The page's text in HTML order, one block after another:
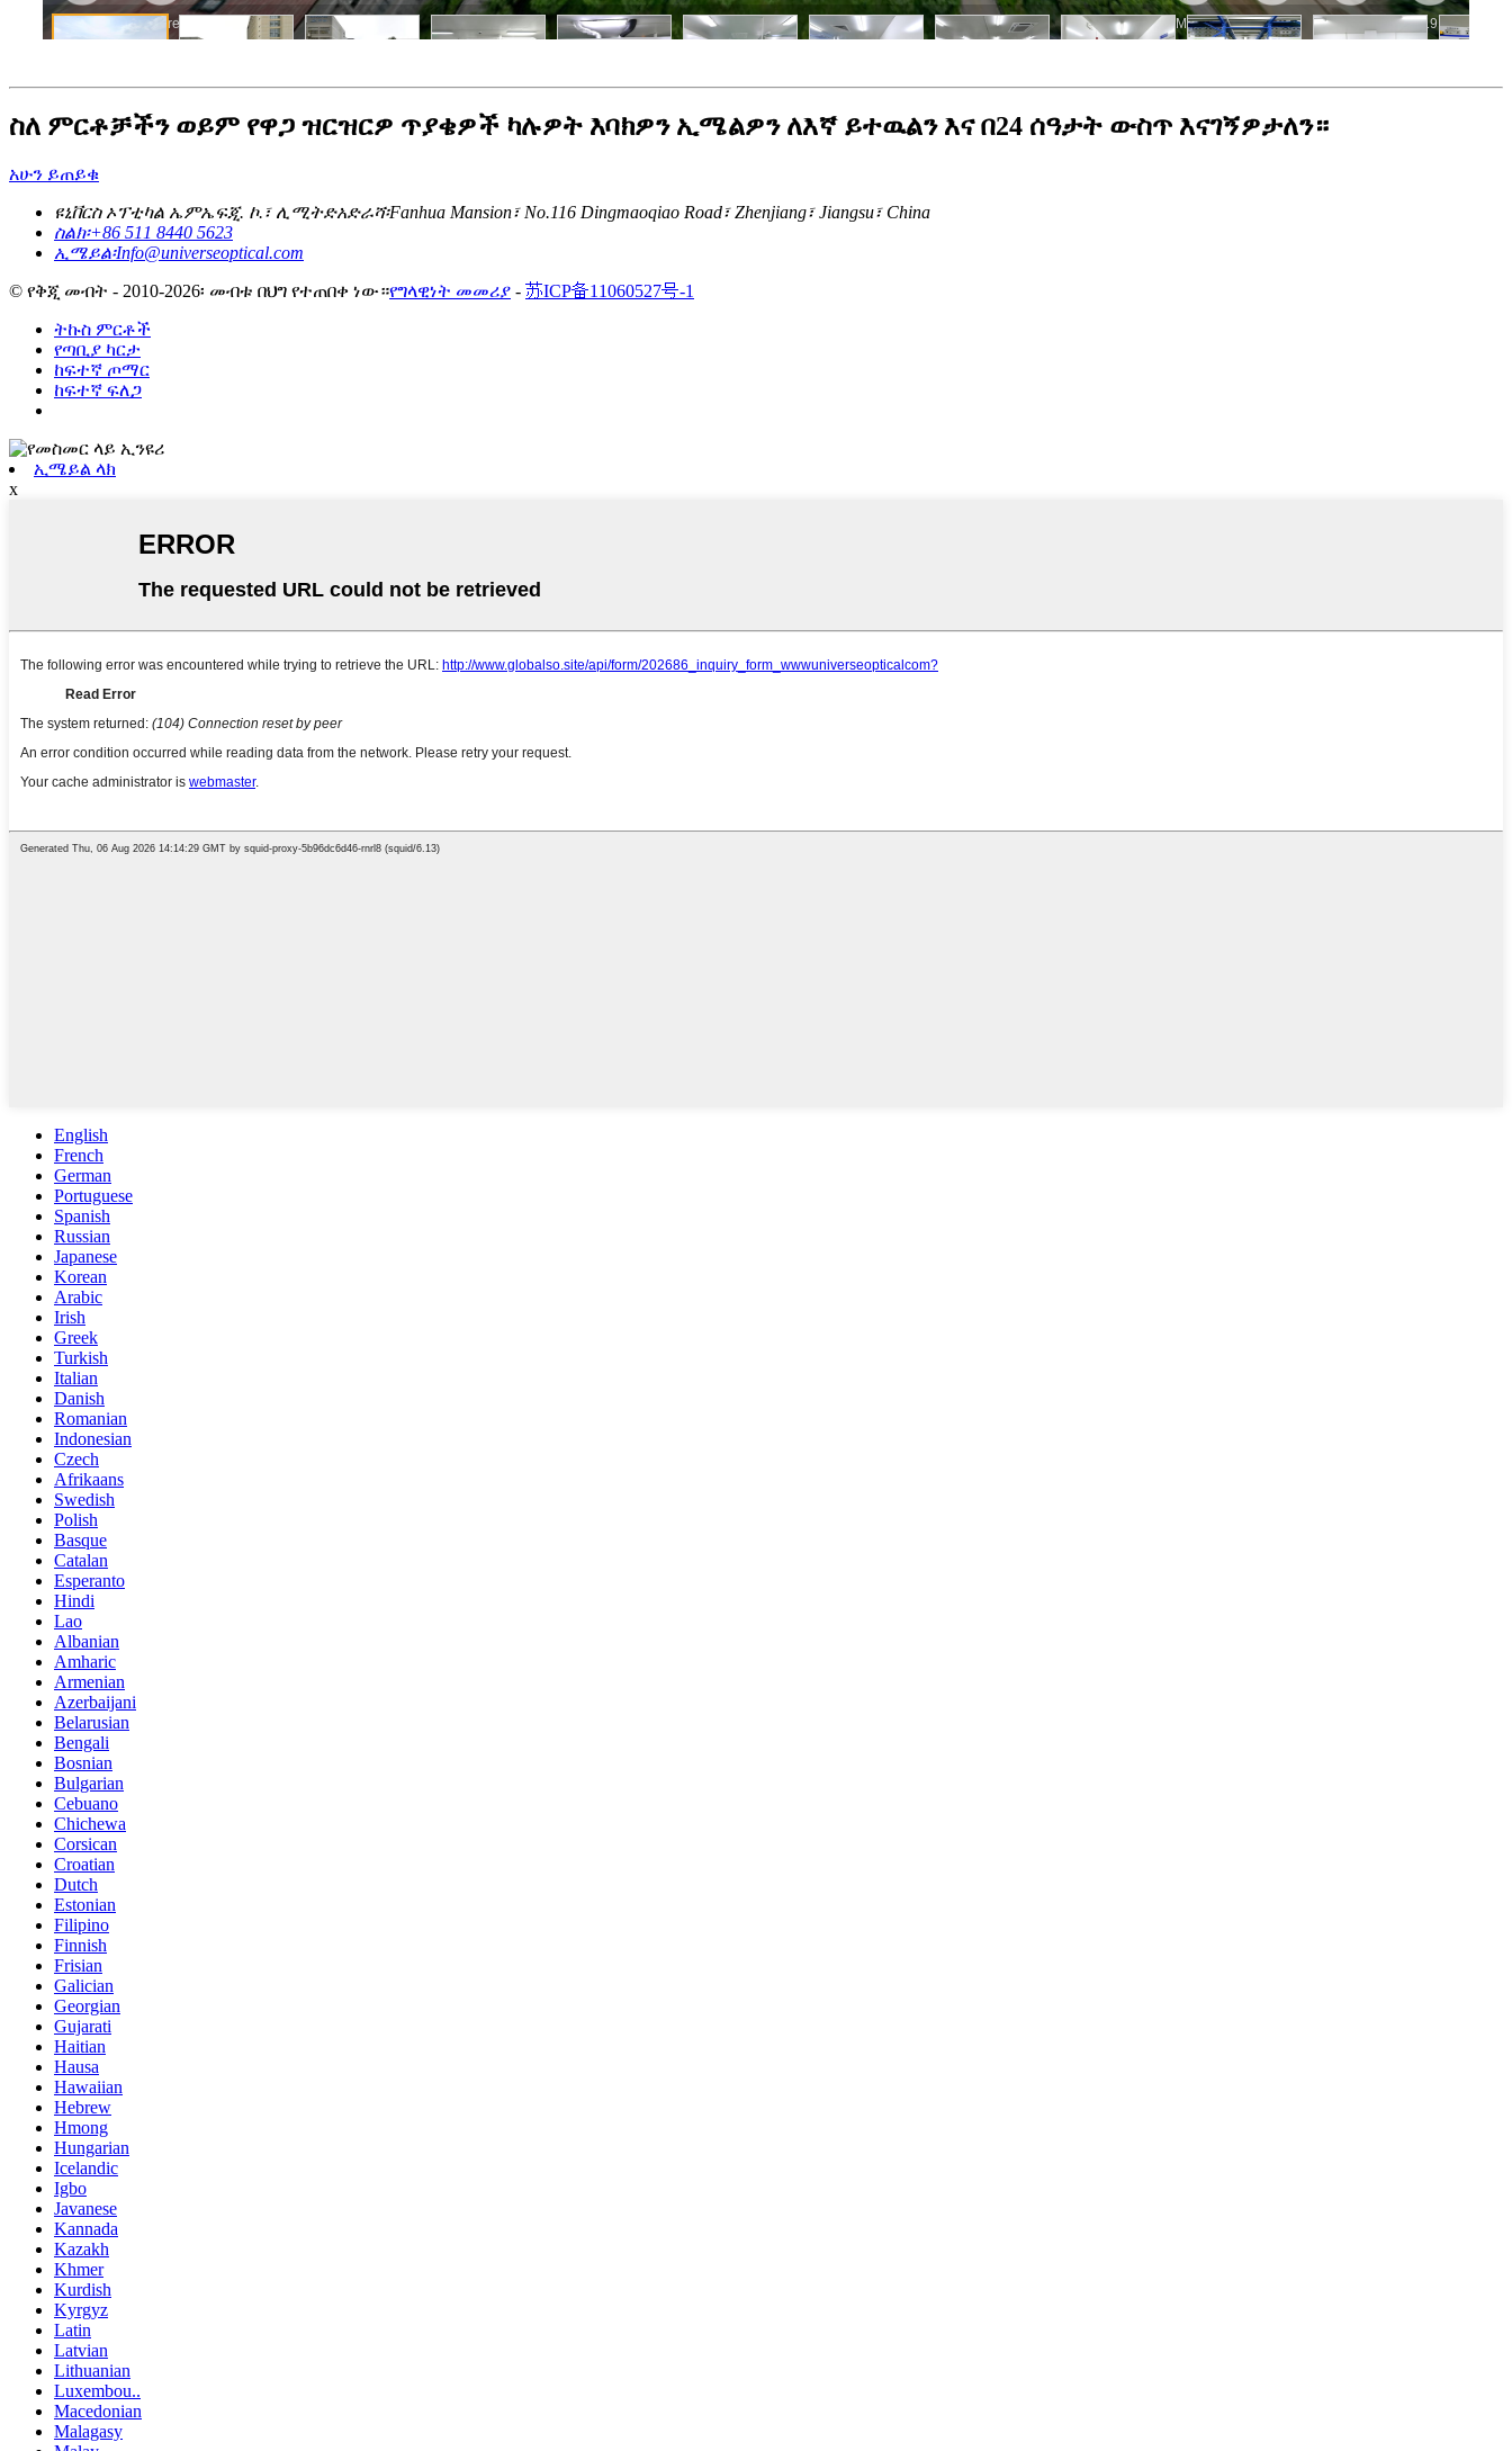
ስለ ምርቶቻችን ወይም የዋጋ ዝርዝርዎ ጥያቄዎች ካሉዎት እባክዎን ኢሜልዎን ለእኛ ይተዉልን እና በ24 ሰዓታት ውስጥ እናገኝዎታለን።
አሁን ይጠይቁ
ዩኒቨርስ ኦፕቲካል ኤምኤፍጂ. ኮ.፣ ሊሚትድአድራሻ፡Fanhua Mansion፣ No.116 Dingmaoqiao Road፣ Zhenjiang፣ Jiangsu፣ China
ስልክ፡+86 511 8440 5623
ኢሜይል፡Info@universeoptical.com
© የቅጂ መብት - 2010-2026፡ መብቱ በህግ የተጠበቀ ነው።የግላዊነት መመሪያ - 苏ICP备11060527号-1
ትኩስ ምርቶች
የጣቢያ ካርታ
ከፍተኛ ጦማር
ከፍተኛ ፍለጋ
ኢሜይል ላክ
x
English
French
German
Portuguese
Spanish
Russian
Japanese
Korean
Arabic
Irish
Greek
Turkish
Italian
Danish
Romanian
Indonesian
Czech
Afrikaans
Swedish
Polish
Basque
Catalan
Esperanto
Hindi
Lao
Albanian
Amharic
Armenian
Azerbaijani
Belarusian
Bengali
Bosnian
Bulgarian
Cebuano
Chichewa
Corsican
Croatian
Dutch
Estonian
Filipino
Finnish
Frisian
Galician
Georgian
Gujarati
Haitian
Hausa
Hawaiian
Hebrew
Hmong
Hungarian
Icelandic
Igbo
Javanese
Kannada
Kazakh
Khmer
Kurdish
Kyrgyz
Latin
Latvian
Lithuanian
Luxembou..
Macedonian
Malagasy